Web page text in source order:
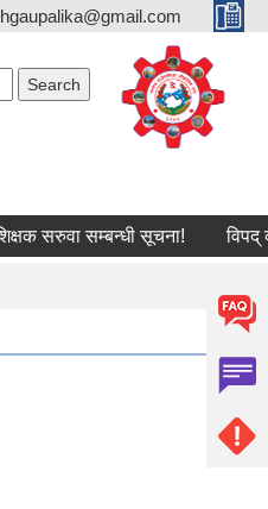
सरुवा सम्बन्धी सूचना! विपद्